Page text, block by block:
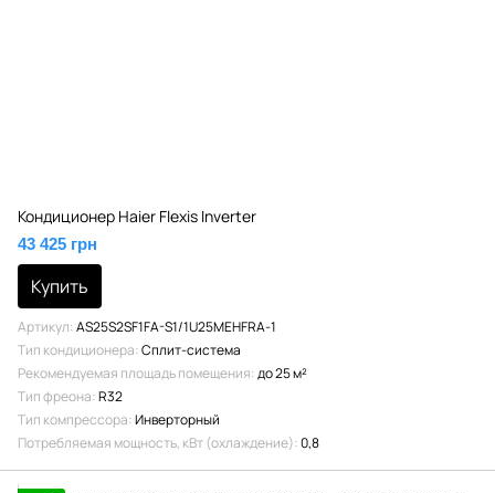
Кондиционер Haier Flexis Inverter
43 425 грн
Купить
Артикул AS25S2SF1FA-S1/1U25MEHFRA-1
Тип кондиционера Сплит-система
Рекомендуемая площадь помещения до 25 м²
Тип фреона R32
Тип компрессора Инверторный
Потребляемая мощность, кВт (охлаждение) 0,8